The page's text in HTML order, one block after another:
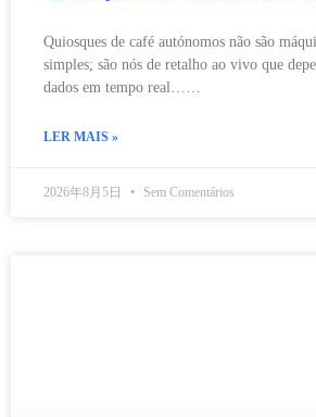
Quiosques de café autónomos não são
simples; são nós de retalho ao vivo que
dados em tempo real……
LER MAIS »
2026年8月5日 Sem Comentários